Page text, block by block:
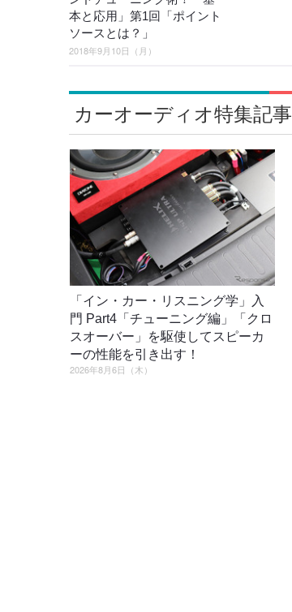
本と応用」第1回「ポイント
ソースとは？」
2018年9月10日（月）
カーオーディオ特集記事
「イン・カー・リスニング学」入
門 Part4「チューニング編」「クロ
スオーバー」を駆使してスピーカ
ーの性能を引き出す！
2026年8月6日（木）